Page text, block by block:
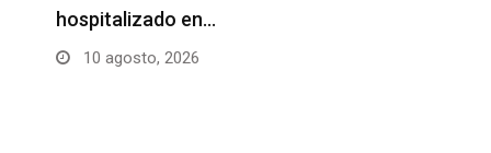
hospitalizado en…
10 agosto, 2026